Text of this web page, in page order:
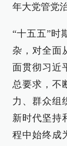
年大党管党
“十五五”时
杂，对全面
面贯彻习近
总要求，不
力、群众组
新时代坚持
程中始终成